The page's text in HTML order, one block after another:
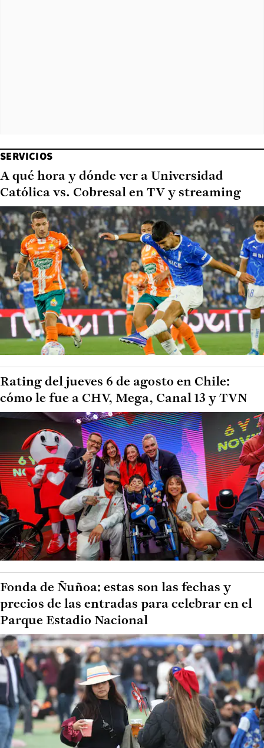
SERVICIOS
A qué hora y dónde ver a Universidad
Católica vs. Cobresal en TV y streaming
Rating del jueves 6 de agosto en Chile:
cómo le fue a CHV, Mega, Canal 13 y TVN
Fonda de Ñuñoa: estas son las fechas y
precios de las entradas para celebrar en el
Parque Estadio Nacional